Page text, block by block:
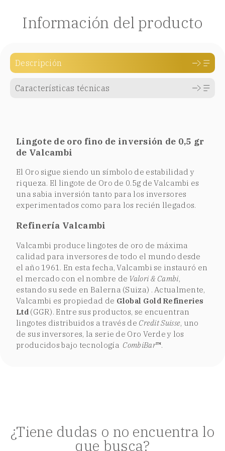
Información del producto
Descripción
Características técnicas
Lingote de oro fino de inversión de 0,5 gr
de Valcambi
El Oro sigue siendo un símbolo de estabilidad y
riqueza. El lingote de Oro de 0.5g de Valcambi es
una sabia inversión tanto para los inversores
experimentados como para los recién llegados.
Refinería Valcambi
Valcambi produce lingotes de oro de máxima
calidad para inversores de todo el mundo desde
el año 1961. En esta fecha, Valcambi se instauró en
el mercado con el nombre de Valori & Cambi,
estando su sede en Balerna (Suiza) . Actualmente,
Valcambi es propiedad de Global Gold Refineries
Ltd(GGR). Entre sus productos, se encuentran
lingotes distribuidos a través de Credit Suisse, uno
de sus inversores, la serie de Oro Verde y los
producidos bajo tecnología CombiBar™.
¿Tiene dudas o no encuentra lo
que busca?